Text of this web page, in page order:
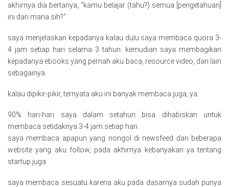
akhirnya dia bertanya, “kamu belajar (tahu?) semua [pengetahuan]
ini dari mana sih?”
saya menjelaskan kepadanya kalau dulu saya membaca quora 3-
4 jam setiap hari selama 3 tahun. kemudian saya membagikan
kepadanya ebooks yang pernah aku baca, resource video, dan lain
sebagainya.
kalau dipikir-pikir, ternyata aku ini banyak membaca juga, ya.
90% hari-hari saya dalam setahun bisa dihabiskan untuk
membaca setidaknya 3-4 jam setiap hari.
saya membaca apapun yang nongol di newsfeed dan beberapa
website yang aku follow, pada akhirnya kebanyakan ya tentang
startup juga.
saya membaca sesuatu karena aku pada dasarnya sudah punya